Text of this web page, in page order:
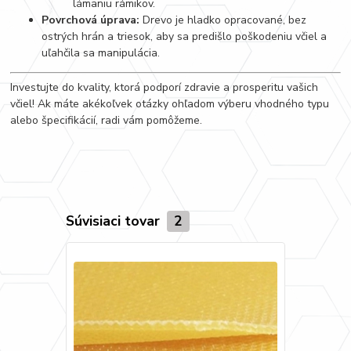
lámaniu rámikov.
Povrchová úprava: Drevo je hladko opracované, bez
ostrých hrán a triesok, aby sa predišlo poškodeniu včiel a
uľahčila sa manipulácia.
Investujte do kvality, ktorá podporí zdravie a prosperitu vašich
včiel! Ak máte akékoľvek otázky ohľadom výberu vhodného typu
alebo špecifikácií, radi vám pomôžeme.
Súvisiaci tovar 2